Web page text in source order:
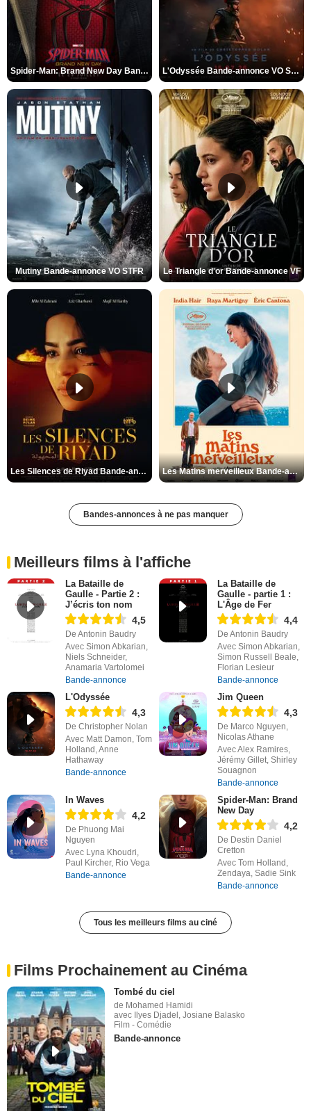
Spider-Man: Brand New Day Bande-annonce VO STFR L'Odyssée Bande-annonce VO STFR
Mutiny Bande-annonce VO STFR Le Triangle d'or Bande-annonce VF
Les Silences de Riyad Bande-annonce VO STFR Les Matins merveilleux Bande-annonce VF
Bandes-annonces à ne pas manquer
Meilleurs films à l'affiche
La Bataille de
Gaulle - Partie 2 :
J’écris ton nom
4,5
De Antonin Baudry
Avec Simon Abkarian,
Niels Schneider,
Anamaria Vartolomei
Bande-annonce
La Bataille de
Gaulle - partie 1 :
L'Âge de Fer
4,4
De Antonin Baudry
Avec Simon Abkarian,
Simon Russell Beale,
Florian Lesieur
Bande-annonce
L'Odyssée
4,3
De Christopher Nolan
Avec Matt Damon, Tom
Holland, Anne
Hathaway
Bande-annonce
Jim Queen
4,3
De Marco Nguyen,
Nicolas Athane
Avec Alex Ramires,
Jérémy Gillet, Shirley
Souagnon
Bande-annonce
In Waves
4,2
De Phuong Mai
Nguyen
Avec Lyna Khoudri,
Paul Kircher, Rio Vega
Bande-annonce
Spider-Man: Brand
New Day
4,2
De Destin Daniel
Cretton
Avec Tom Holland,
Zendaya, Sadie Sink
Bande-annonce
Tous les meilleurs films au ciné
Films Prochainement au Cinéma
Tombé du ciel
de Mohamed Hamidi
avec Ilyes Djadel, Josiane Balasko
Film - Comédie
Bande-annonce